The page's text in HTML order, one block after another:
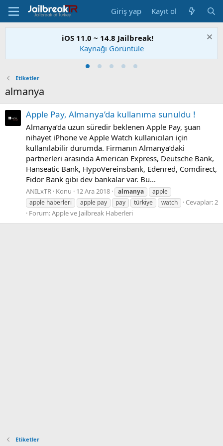
Giriş yap Kayıt ol
iOS 11.0 ~ 14.8 Jailbreak!
Kaynağı Görüntüle
Etiketler
almanya
Apple Pay, Almanya’da kullanıma sunuldu !
Almanya’da uzun süredir beklenen Apple Pay, şuan
nihayet iPhone ve Apple Watch kullanıcıları için
kullanılabilir durumda. Firmanın Almanya’daki
partnerleri arasında American Express, Deutsche Bank,
Hanseatic Bank, HypoVereinsbank, Edenred, Comdirect,
Fidor Bank gibi dev bankalar var. Bu...
ANILxTR Konu 12 Ara 2018 almanya
apple
apple haberleri
apple pay pay türkiye watch
Cevaplar: 2
Forum:Apple ve Jailbreak Haberleri
Etiketler